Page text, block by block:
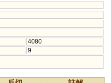
4080
9